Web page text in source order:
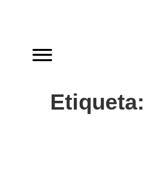
Etiqueta: